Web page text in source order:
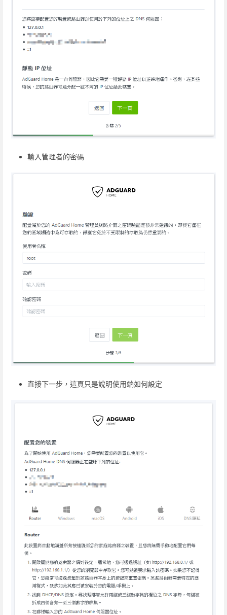
輸入管理者的密碼
直接下一步，這頁只是說明使用端如何設定